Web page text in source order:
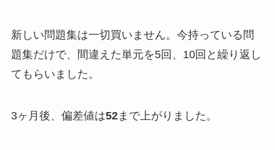
新しい問題集は一切買いません。今持っている問
題集だけで、間違えた単元を5回、10回と繰り返し
てもらいました。
3ヶ月後、偏差値は52まで上がりました。